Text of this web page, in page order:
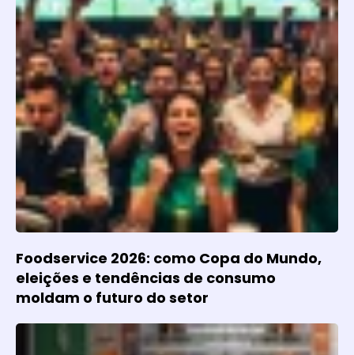
Foodservice 2026: como Copa do Mundo,
eleições e tendências de consumo
moldam o futuro do setor